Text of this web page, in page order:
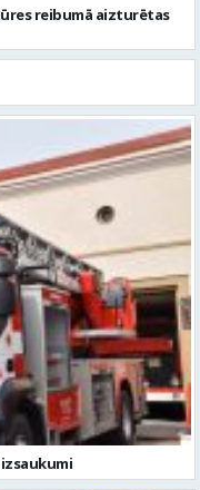
reibumā aizturētas